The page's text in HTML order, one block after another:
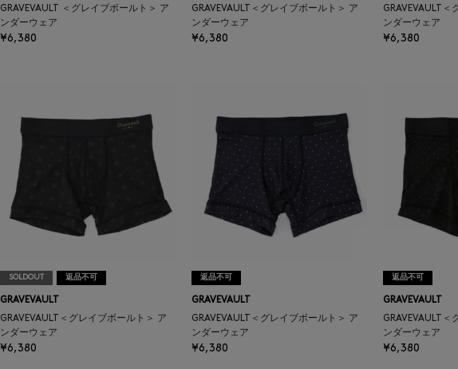
GRAVEVAULT ＜グレイブボールト＞ ア
ンダーウェア
¥6,380
GRAVEVAULT＜グレイブボールト＞ ア
ンダーウェア
¥6,380
GRAVEVAULT＜
ンダーウェア
¥6,380
SOLDOUT 返品不可
GRAVEVAULT
GRAVEVAULT＜グレイブボールト＞ ア
ンダーウェア
¥6,380
返品不可
GRAVEVAULT
GRAVEVAULT＜グレイブボールト＞ ア
ンダーウェア
¥6,380
返品不可
GRAVEVAULT
GRAVEVAULT＜
ンダーウェア
¥6,380